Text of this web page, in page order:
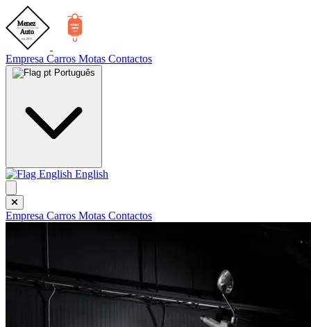
Empresa Carros Motas Contactos
Português
English
Empresa Carros Motas Contactos